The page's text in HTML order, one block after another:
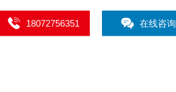
18072756351 在线咨询